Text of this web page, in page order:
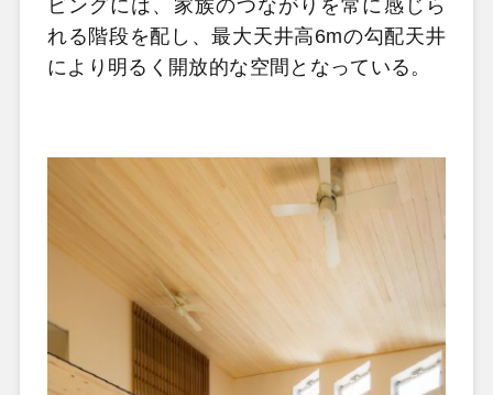
ビングには、家族のつながりを常に感じら
れる階段を配し、最大天井高6mの勾配天井
により明るく開放的な空間となっている。